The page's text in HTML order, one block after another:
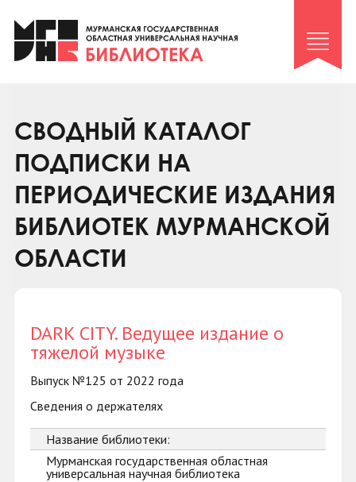
Клуб «Гиря и сельдерей»
Клуб «Семейный архив»
Коллегам
Контакты
СВОДНЫЙ КАТАЛОГ
ПОДПИСКИ НА
ПЕРИОДИЧЕСКИЕ ИЗДАНИЯ
БИБЛИОТЕК МУРМАНСКОЙ
ОБЛАСТИ
DARK CITY. Ведущее издание о
тяжелой музыке
Выпуск №125 от 2022 года
Сведения о держателях
Название библиотеки:
Мурманская государственная областная
универсальная научная библиотека